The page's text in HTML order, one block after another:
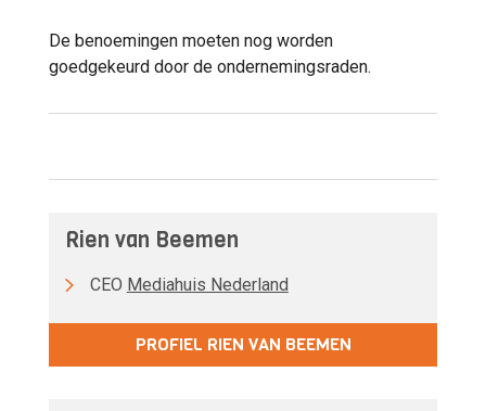
De benoemingen moeten nog worden
goedgekeurd door de ondernemingsraden.
Rien van Beemen
CEO Mediahuis Nederland
PROFIEL RIEN VAN BEEMEN